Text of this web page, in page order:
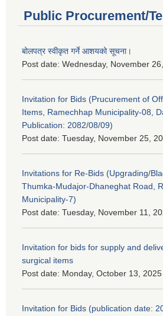
Public Procurement/
बोलपत्र स्वीकृत गर्ने आशयको सूचना।
Post date: Wednesday, November
Invitation for Bids (Prucurement of
Items, Ramechhap Municipality-08,
Publication: 2082/08/09)
Post date: Tuesday, November 25,
Invitations for Re-Bids (Upgrading/
Thumka-Mudajor-Dhaneghat Road,
Municipality-7)
Post date: Tuesday, November 11,
Invitation for bids for supply and
surgical items
Post date: Monday, October 13,
Invitation for Bids (publication date: